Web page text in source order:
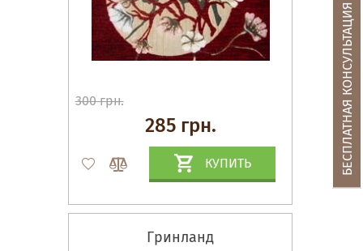
300 грн.
285 грн.
КУПИТЬ
Гринланд
БЕСПЛАТНАЯ КОНСУЛЬТАЦИЯ